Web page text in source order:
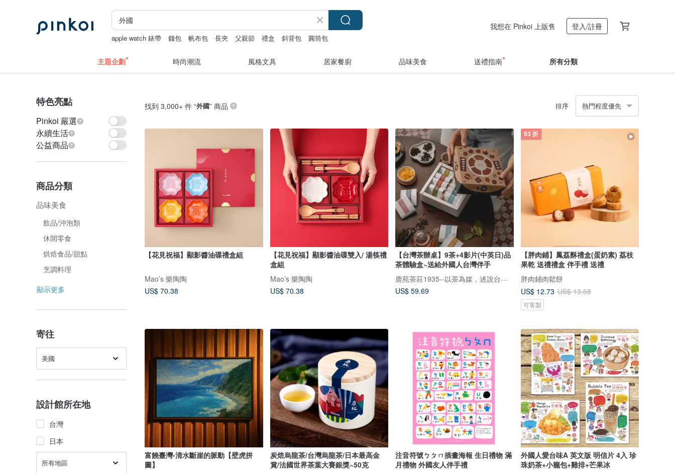
apple watch 錶帶 錢包 帆布包 長夾 父親節 禮盒 斜背包 圓筒包
我想在 Pinkoi 上販售 登入/註冊
主題企劃 時尚潮流 風格文具 居家餐廚 品味美食 送禮指南 所有分類
特色亮點
Pinkoi 嚴選
永續生活
公益商品
商品分類
品味美食
飲品/沖泡類
休閒零食
烘焙食品/甜點
烹調料理
顯示更多
寄往
美國
設計館所在地
台灣
日本
所有地區
找到 3,000+ 件 “外國” 商品 排序 熱門程度優先
【花見祝福】顯影醬油碟禮盒組
Mao’s 樂陶陶
US$ 70.38
【花見祝福】顯影醬油碟雙入/ 湯筷禮
盒組
Mao’s 樂陶陶
US$ 70.38
【台灣茶辦桌】9茶+4影片(中英日)品
茶體驗盒~送給外國人台灣伴手
鹿苑茶莊1935--以茶為媒，述說台灣島嶼的故事與溫暖
US$ 59.69
93 折
【胖肉鋪】鳳荔酥禮盒(蛋奶素) 荔枝
果乾 送禮禮盒 伴手禮 送禮
胖肉鋪肉鬆餅
US$ 12.73 US$ 13.68
可客製
富饒臺灣-清水斷崖的脈動【壁虎拼
圖】
炭焙烏龍茶/台灣烏龍茶/日本最高金
賞/法國世界茶葉大賽銀獎~50克
注音符號ㄅㄆㄇ插畫海報 生日禮物 滿
月禮物 外國友人伴手禮
外國人愛台味A 英文版 明信片 4入 珍
珠奶茶+小籠包+雞排+芒果冰